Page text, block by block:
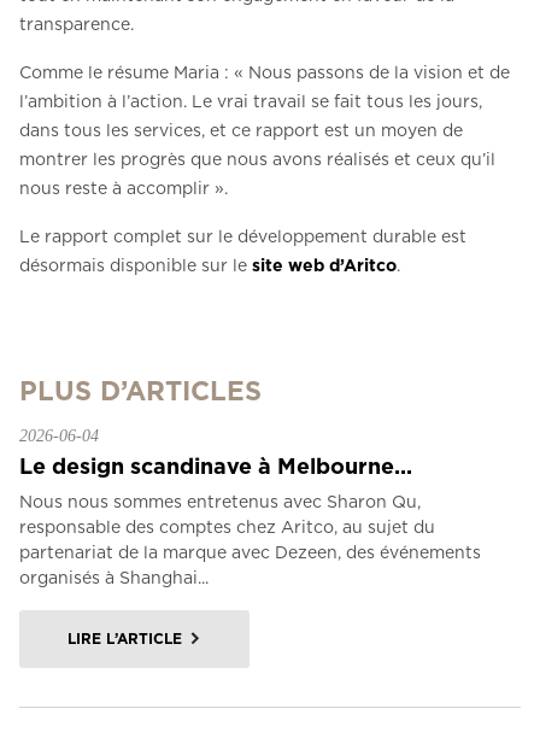
transparence.
Comme le résume Maria : « Nous passons de la vision et de
l’ambition à l’action. Le vrai travail se fait tous les jours,
dans tous les services, et ce rapport est un moyen de
montrer les progrès que nous avons réalisés et ceux qu’il
nous reste à accomplir ».
Le rapport complet sur le développement durable est
désormais disponible sur le site web d’Aritco.
PLUS D’ARTICLES
2026-06-04
Le design scandinave à Melbourne...
Nous nous sommes entretenus avec Sharon Qu,
responsable des comptes chez Aritco, au sujet du
partenariat de la marque avec Dezeen, des événements
organisés à Shanghai...
LIRE L’ARTICLE